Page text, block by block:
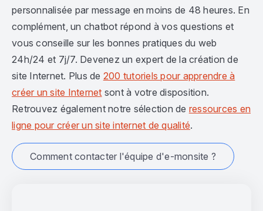
personnalisée par message en moins de 48 heures. En
complément, un chatbot répond à vos questions et
vous conseille sur les bonnes pratiques du web
24h/24 et 7j/7. Devenez un expert de la création de
site Internet. Plus de 200 tutoriels pour apprendre à
créer un site Internet sont à votre disposition.
Retrouvez également notre sélection de ressources en
ligne pour créer un site internet de qualité.
Comment contacter l'équipe d'e-monsite ?